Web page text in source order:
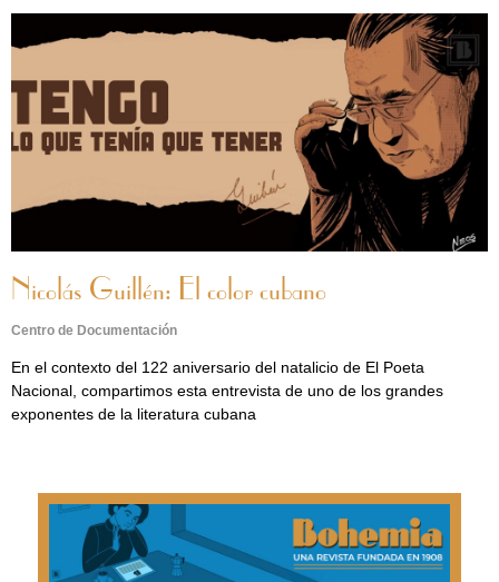
Nicolás Guillén: El color cubano
Centro de Documentación
En el contexto del 122 aniversario del natalicio de El Poeta
Nacional, compartimos esta entrevista de uno de los grandes
exponentes de la literatura cubana